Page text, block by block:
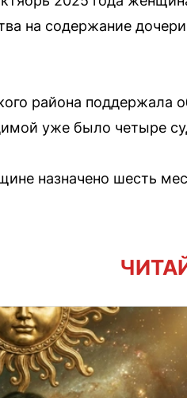
на содержание
района поддержала
уже было четыре
назначено шесть